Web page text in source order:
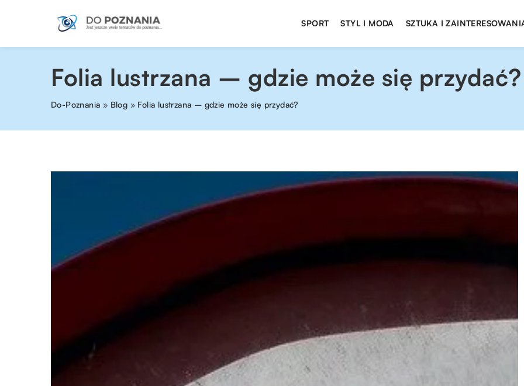
SPORT STYL I MODA SZTUKA I
Folia lustrzana – gdzie może się przydać?
Do-Poznania » Blog » Folia lustrzana – gdzie może się przydać?